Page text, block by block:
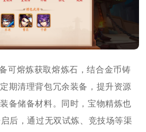
可熔炼获取熔炼石，结合金币铸
期清理背包冗余装备，提升资源
备储备材料。同时，宝物精炼也
后，通过无双试炼、竞技场等渠